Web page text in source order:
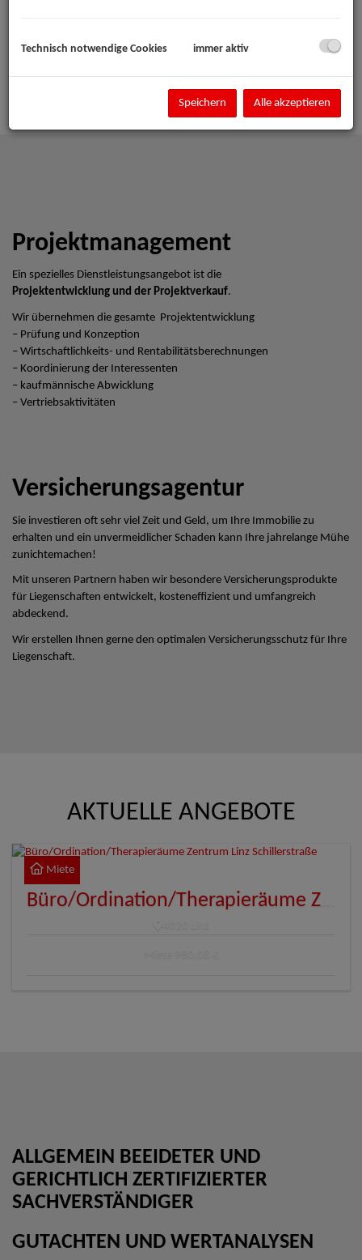
Projektmanagement
Ein spezielles Dienstleistungsangebot ist die
Projektentwicklung und der Projektverkauf.
Wir übernehmen die gesamte Projektentwicklung
– Prüfung und Konzeption
– Wirtschaftlichkeits- und Rentabilitätsberechnungen
– Koordinierung der Interessenten
– kaufmännische Abwicklung
– Vertriebsaktivitäten
Versicherungsagentur
Sie investieren oft sehr viel Zeit und Geld, um Ihre Immobilie zu
erhalten und ein unvermeidlicher Schaden kann Ihre jahrelange Mühe
zunichtemachen!
Mit unseren Partnern haben wir besondere Versicherungsprodukte
für Liegenschaften entwickelt, kosteneffizient und umfangreich
abdeckend.
Wir erstellen Ihnen gerne den optimalen Versicherungsschutz für Ihre
Liegenschaft.
AKTUELLE ANGEBOTE
Miete
ALLGEMEIN BEEIDETER UND
GERICHTLICH ZERTIFIZIERTER
SACHVERSTÄNDIGER
GUTACHTEN UND WERTANALYSEN
Technisch notwendige Cookies immer aktiv
Speichern Alle akzeptieren